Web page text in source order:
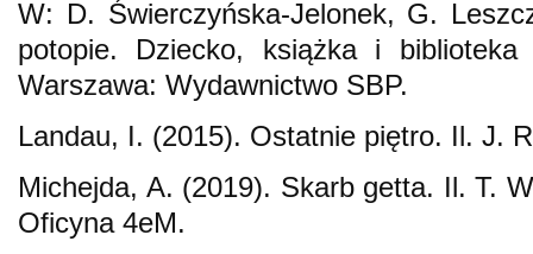
W: D. Świerczyńska-Jelonek, G.
potopie. Dziecko, książka i
Warszawa: Wydawnictwo SBP.
Landau, I. (2015). Ostatnie piętro. Il. J.
Michejda, A. (2019). Skarb getta. Il. T.
Oficyna 4eM.